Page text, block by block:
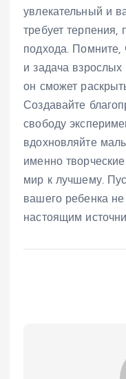
увлекательный и
требует терпения,
подхода. Помните,
и задача взрослых
он сможет
Создавайте
свободу
вдохновляйте
именно
мир к лучшему.
вашего ребенка
настоящим